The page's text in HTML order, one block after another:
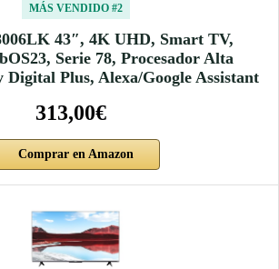
MÁS VENDIDO #2
43″, 4K UHD, Smart TV,
Serie 78, Procesador Alta
Digital Plus, Alexa/Google Assistant
313,00€
Comprar en Amazon